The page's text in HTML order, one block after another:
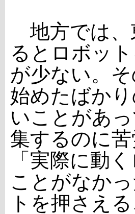
地方では、
るとロボッ
が少ない。
始めたばか
いことがあ
集するのに
「実際に動
ことがなか
トを押さえ